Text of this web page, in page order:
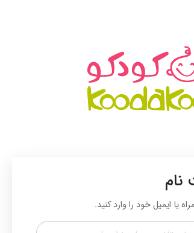
نام
یا ایمیل خود را وارد کنید.